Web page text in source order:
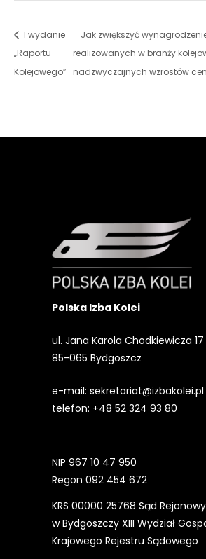
I wydanie
„Raportu
Kolejowego”
Jak zwiększyć
realizowanych w branży
nadzwyczajnych wzrostów
Polska Izba Kolei
ul. Jana Karola Chodkiewicza 17
85-065 Bydgoszcz
e-mail: sekretariat@izbakolei.pl
telefon: +48 52 324 93 80
NIP 967 10 47 950
Regon 092 454 672
KRS 00000 25768 Sąd Rejonowy
w Bydgoszczy XIII Wydział
Krajowego Rejestru Sądowego